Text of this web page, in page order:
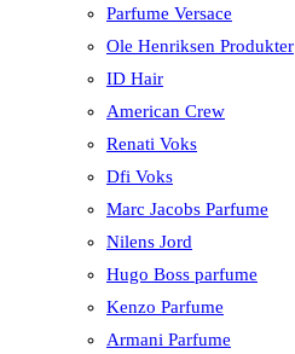
Parfume Versace
Ole Henriksen Produkter
ID Hair
American Crew
Renati Voks
Dfi Voks
Marc Jacobs Parfume
Nilens Jord
Hugo Boss parfume
Kenzo Parfume
Armani Parfume